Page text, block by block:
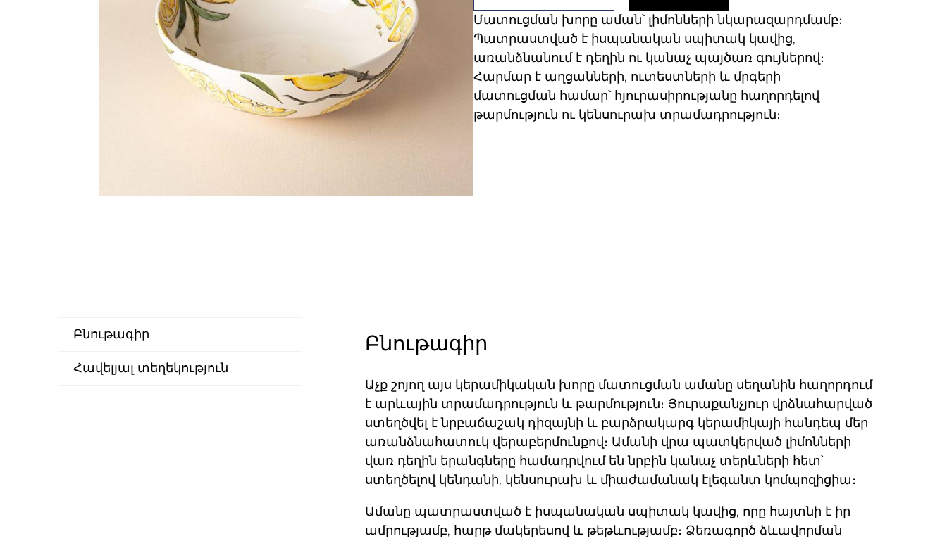
Մատուցման խորը աման՝ լիմոնների նկարազարդմամբ։
Պատրաստված է իսպանական սպիտակ կավից,
առանձնանում է դեղին ու կանաչ պայծառ գույներով։
Հարմար է աղցանների, ուտեստների և մրգերի
մատուցման համար՝ հյուրասիրությանը հաղորդելով
թարմություն ու կենսուրախ տրամադրություն։
Բնութագիր
Հավելյալ տեղեկություն
Բնութագիր
Աչք շոյող այս կերամիկական խորը մատուցման ամանը սեղանին հաղորդում
է արևային տրամադրություն և թարմություն։ Յուրաքանչյուր վրձնահարված
ստեղծվել է նրբաճաշակ դիզայնի և բարձրակարգ կերամիկայի հանդեպ մեր
առանձնահատուկ վերաբերմունքով։ Ամանի վրա պատկերված լիմոնների
վառ դեղին երանգները համադրվում են նրբին կանաչ տերևների հետ՝
ստեղծելով կենդանի, կենսուրախ և միաժամանակ էլեգանտ կոմպոզիցիա։
Ամանը պատրաստված է իսպանական սպիտակ կավից, որը հայտնի է իր
ամրությամբ, հարթ մակերեսով և թեթևությամբ։ Ձեռագործ ձևավորման